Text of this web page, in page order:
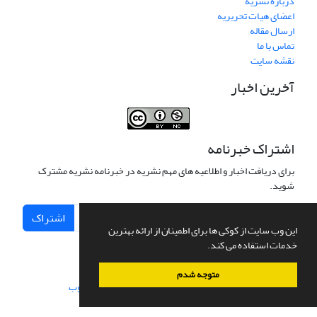
این وب سایت از کوکی ها برای اطمینان از ارائه بهترین
خدمات استفاده می کند.
متوجه شدم
اعضای هیات تحریریه
ارسال مقاله
تماس با ما
نقشه سایت
آخرین اخبار
اشتراک خبرنامه
برای دریافت اخبار و اطلاعیه های مهم نشریه در خبرنامه نشریه مشترک
شوید.
اشتراک
سامانه مدیریت نشریات علمی.طراحی و پیاده سازی از سیناوب